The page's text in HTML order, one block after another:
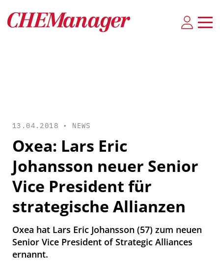
13.04.2018 • NEWS
Oxea: Lars Eric
Johansson neuer Senior
Vice President für
strategische Allianzen
Oxea hat Lars Eric Johansson (57) zum neuen
Senior Vice President of Strategic Alliances
ernannt.